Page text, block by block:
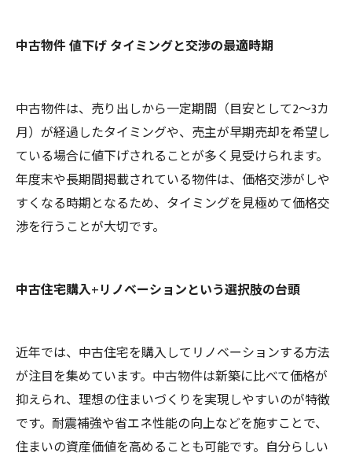
中古物件 値下げ タイミングと交渉の最適時期
中古物件は、売り出しから一定期間（目安として2～3カ
月）が経過したタイミングや、売主が早期売却を希望し
ている場合に値下げされることが多く見受けられます。
年度末や長期間掲載されている物件は、価格交渉がしや
すくなる時期となるため、タイミングを見極めて価格交
渉を行うことが大切です。
中古住宅購入+リノベーションという選択肢の台頭
近年では、中古住宅を購入してリノベーションする方法
が注目を集めています。中古物件は新築に比べて価格が
抑えられ、理想の住まいづくりを実現しやすいのが特徴
です。耐震補強や省エネ性能の向上などを施すことで、
住まいの資産価値を高めることも可能です。自分らしい